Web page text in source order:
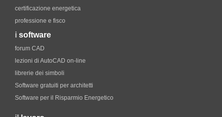
certificazione energetica
professione e fisco
i software
forum CAD
lezioni di AutoCAD on-line
librerie dei simboli
Software gratuiti per architetti
Software per il Risparmio Energetico